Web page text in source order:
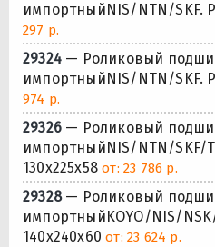
импортныйNIS/NTN/SKF.
297 р.
29324— Роликовый
импортныйNIS/NTN/SKF.
974 р.
29326— Роликовый
импортныйNIS/NTN/SKF/
130x225x58от: 23 786 р.
29328— Роликовый
импортныйKOYO/NIS/
140x240x60от: 23 624 р.